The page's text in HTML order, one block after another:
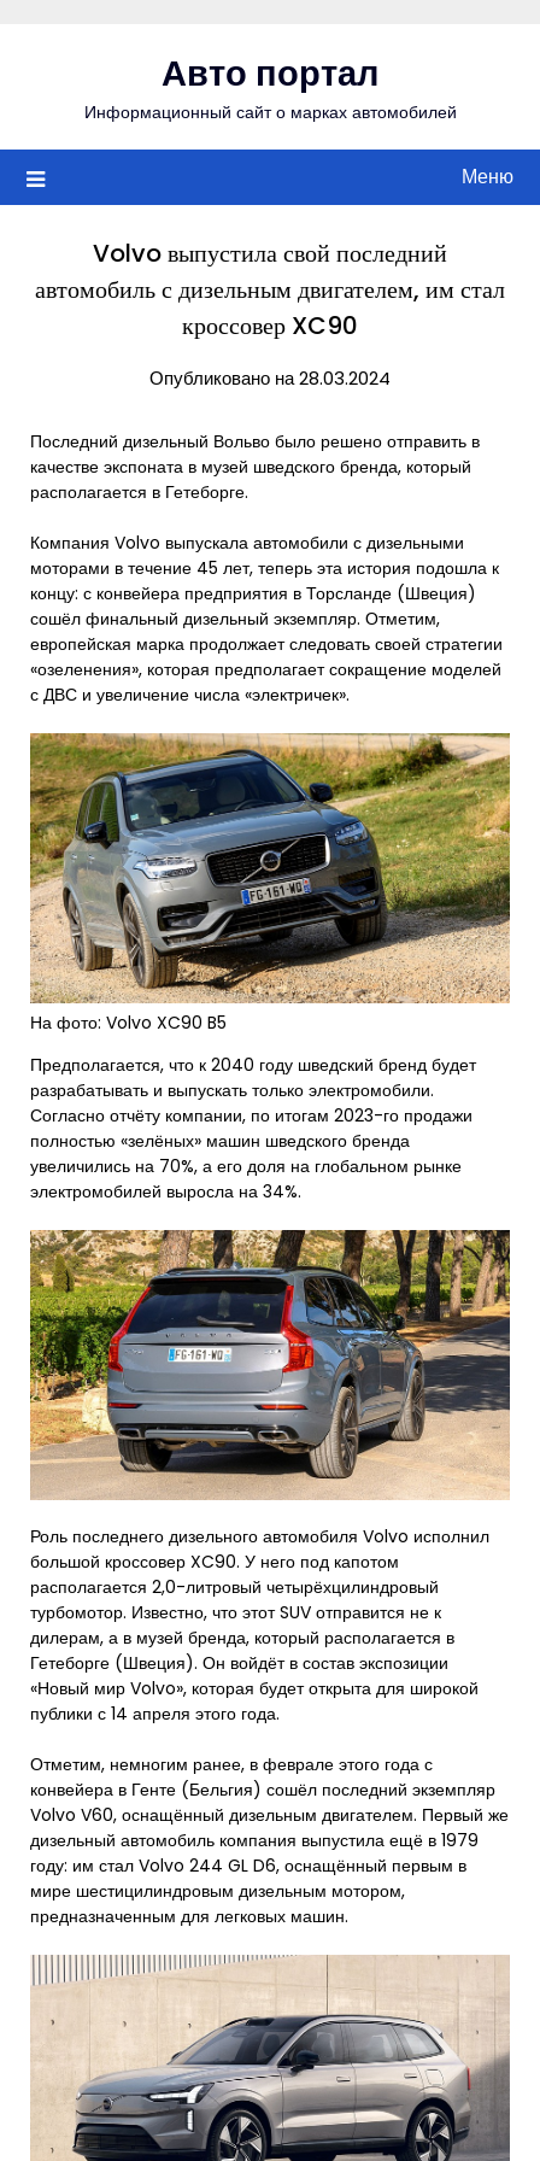
Авто портал
Информационный сайт о марках автомобилей
Меню
Volvo выпустила свой последний
автомобиль с дизельным двигателем, им стал
кроссовер XC90
Опубликовано на 28.03.2024
Последний дизельный Вольво было решено отправить в
качестве экспоната в музей шведского бренда, который
располагается в Гетеборге.
Компания Volvo выпускала автомобили с дизельными
моторами в течение 45 лет, теперь эта история подошла к
концу: с конвейера предприятия в Торсланде (Швеция)
сошёл финальный дизельный экземпляр. Отметим,
европейская марка продолжает следовать своей стратегии
«озеленения», которая предполагает сокращение моделей
с ДВС и увеличение числа «электричек».
На фото: Volvo XC90 B5
Предполагается, что к 2040 году шведский бренд будет
разрабатывать и выпускать только электромобили.
Согласно отчёту компании, по итогам 2023-го продажи
полностью «зелёных» машин шведского бренда
увеличились на 70%, а его доля на глобальном рынке
электромобилей выросла на 34%.
Роль последнего дизельного автомобиля Volvo исполнил
большой кроссовер XC90. У него под капотом
располагается 2,0-литровый четырёхцилиндровый
турбомотор. Известно, что этот SUV отправится не к
дилерам, а в музей бренда, который располагается в
Гетеборге (Швеция). Он войдёт в состав экспозиции
«Новый мир Volvo», которая будет открыта для широкой
публики с 14 апреля этого года.
Отметим, немногим ранее, в феврале этого года с
конвейера в Генте (Бельгия) сошёл последний экземпляр
Volvo V60, оснащённый дизельным двигателем. Первый же
дизельный автомобиль компания выпустила ещё в 1979
году: им стал Volvo 244 GL D6, оснащённый первым в
мире шестицилиндровым дизельным мотором,
предназначенным для легковых машин.